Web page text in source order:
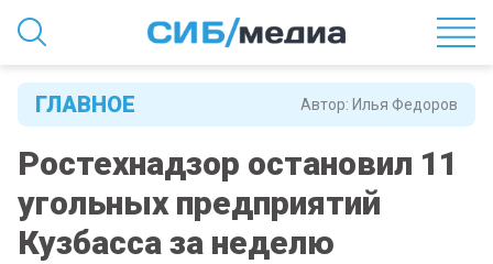
Автор: Илья Федоров
ГЛАВНОЕ
Ростехнадзор остановил 11
угольных предприятий
Кузбасса за неделю